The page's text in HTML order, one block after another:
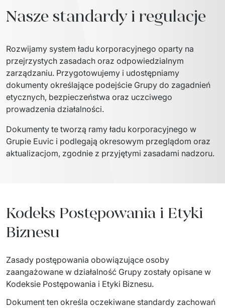
Nasze standardy i regulacje
Rozwijamy system ładu korporacyjnego oparty na
przejrzystych zasadach oraz odpowiedzialnym
zarządzaniu. Przygotowujemy i udostępniamy
dokumenty określające podejście Grupy do zagadnień
etycznych, bezpieczeństwa oraz uczciwego
prowadzenia działalności.
Dokumenty te tworzą ramy ładu korporacyjnego w
Grupie Euvic i podlegają okresowym przeglądom oraz
aktualizacjom, zgodnie z przyjętymi zasadami nadzoru.
Kodeks Postępowania i Etyki
Biznesu
Zasady postępowania obowiązujące osoby
zaangażowane w działalność Grupy zostały opisane w
Kodeksie Postępowania i Etyki Biznesu.
Dokument ten określa oczekiwane standardy zachowań